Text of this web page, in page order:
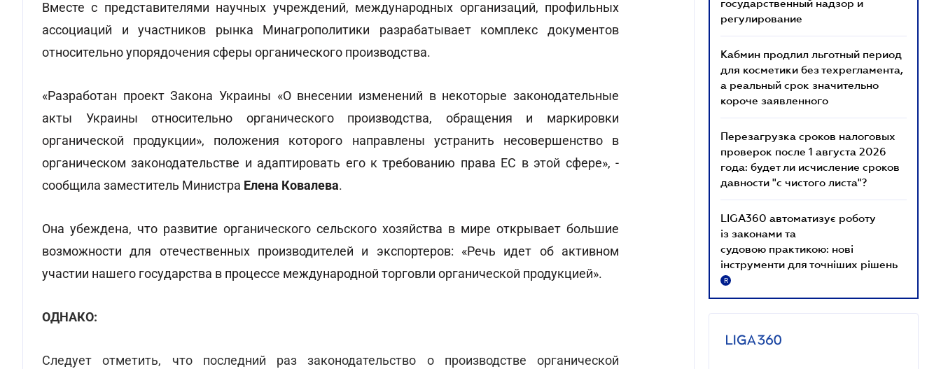
Вместе с представителями научных учреждений, международных организаций, профильных
ассоциаций и участников рынка Минагрополитики разрабатывает комплекс документов
относительно упорядочения сферы органического производства.
«Разработан проект Закона Украины «О внесении изменений в некоторые законодательные
акты Украины относительно органического производства, обращения и маркировки
органической продукции», положения которого направлены устранить несовершенство в
органическом законодательстве и адаптировать его к требованию права ЕС в этой сфере», -
сообщила заместитель Министра Елена Ковалева.
Она убеждена, что развитие органического сельского хозяйства в мире открывает большие
возможности для отечественных производителей и экспортеров: «Речь идет об активном
участии нашего государства в процессе международной торговли органической продукцией».
ОДНАКО:
Следует отметить, что последний раз законодательство о производстве органической
государственный надзор и
регулирование
Кабмин продлил льготный период
для косметики без техрегламента,
а реальный срок значительно
короче заявленного
Перезагрузка сроков налоговых
проверок после 1 августа 2026
года: будет ли исчисление сроков
давности "с чистого листа"?
LIGA360 автоматизує роботу
із законами та
судовою практикою: нові
інструменти для точніших рішень
R